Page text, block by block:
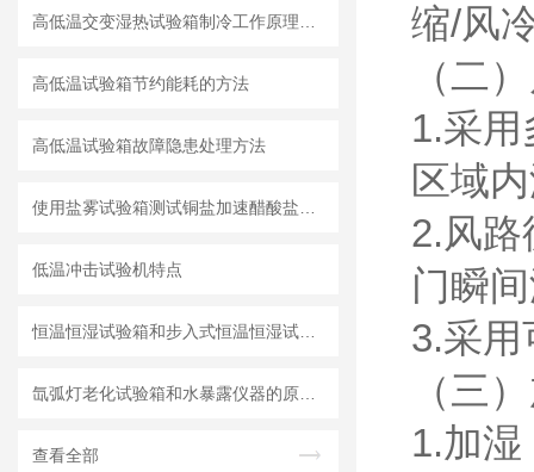
高低温试验箱节约能耗的方法
高低温试验箱故障隐患处理方法
低温冲击试验机特点
查看全部
缩/风
（二
1.采
区域
2.风
门瞬
3.采
（三
1.加